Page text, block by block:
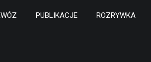
PUBLIKACJE ROZRYWKA